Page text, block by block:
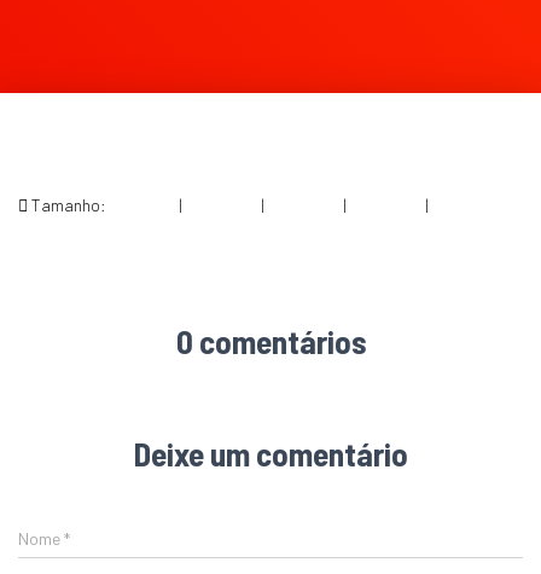
Tamanho: | | | |
0 comentários
Deixe um comentário
Nome*